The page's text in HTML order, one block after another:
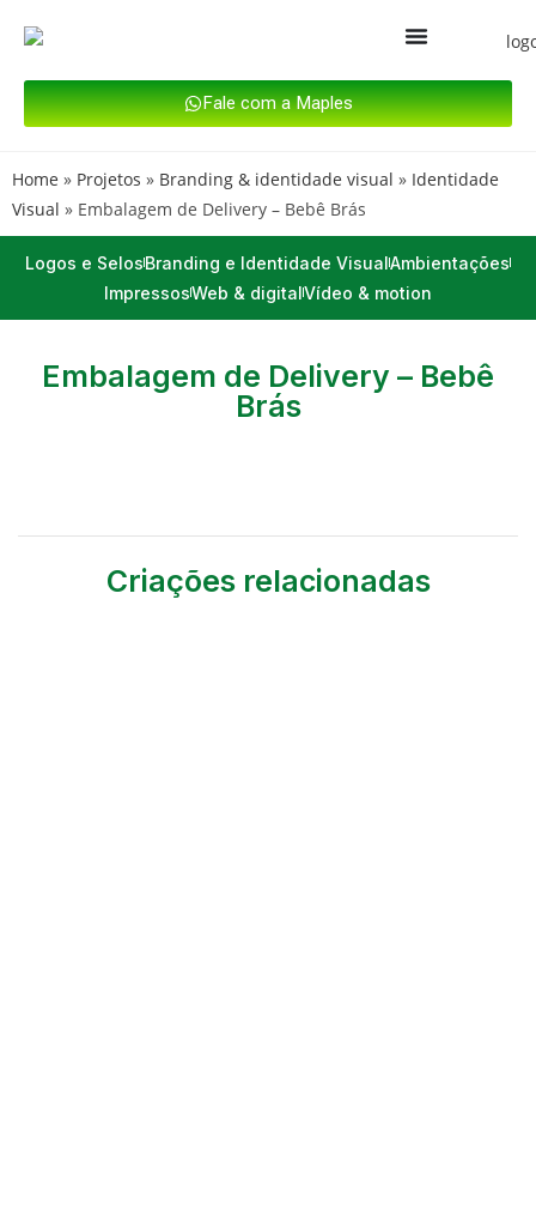
Fale com a Maples
Home » Projetos » Branding & identidade visual » Identidade
Visual » Embalagem de Delivery – Bebê Brás
Logos e SelosBranding e Identidade VisualAmbientações
ImpressosWeb & digitalVídeo & motion
Embalagem de Delivery – Bebê
Brás
Criações relacionadas